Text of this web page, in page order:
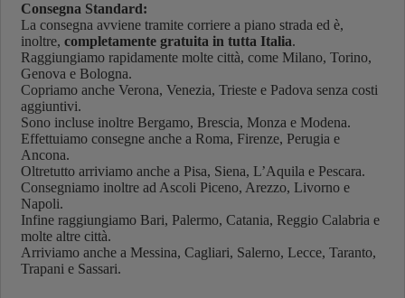
Consegna Standard:
La consegna avviene tramite corriere a piano strada ed è,
inoltre,completamente gratuita in tutta Italia.
Raggiungiamo rapidamente molte città, come Milano, Torino,
Genova e Bologna.
Copriamo anche Verona, Venezia, Trieste e Padova senza costi
aggiuntivi.
Sono incluse inoltre Bergamo, Brescia, Monza e Modena.
Effettuiamo consegne anche a Roma, Firenze, Perugia e
Ancona.
Oltretutto arriviamo anche a Pisa, Siena, L’Aquila e Pescara.
Consegniamo inoltre ad Ascoli Piceno, Arezzo, Livorno e
Napoli.
Infine raggiungiamo Bari, Palermo, Catania, Reggio Calabria e
molte altre città.
Arriviamo anche a Messina, Cagliari, Salerno, Lecce, Taranto,
Trapani e Sassari.